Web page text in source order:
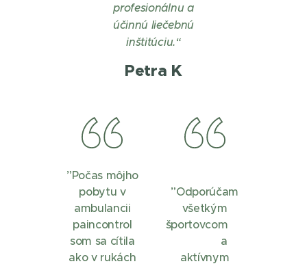
profesionálnu a
účinnú liečebnú
inštitúciu.“
Petra K
”Počas môjho
pobytu v
ambulancii
paincontrol
som sa cítila
ako v rukách
”Odporúčam
všetkým
športovcom
a
aktívnym